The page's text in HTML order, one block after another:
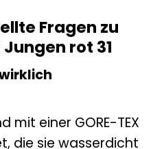
Fragen zu
rot 31
mit einer GORE-TEX
die sie wasserdicht